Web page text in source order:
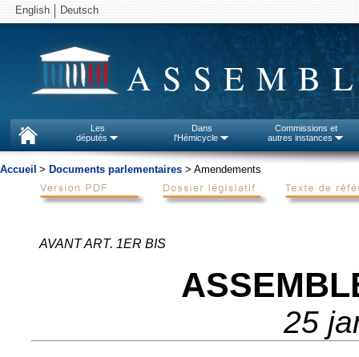
English Deutsch
Les
députés
Dans
l'Hémicycle
Commissions et
autres instances
Accueil > Documents parlementaires > Amendements
AVANT ART. 1ER BIS
25